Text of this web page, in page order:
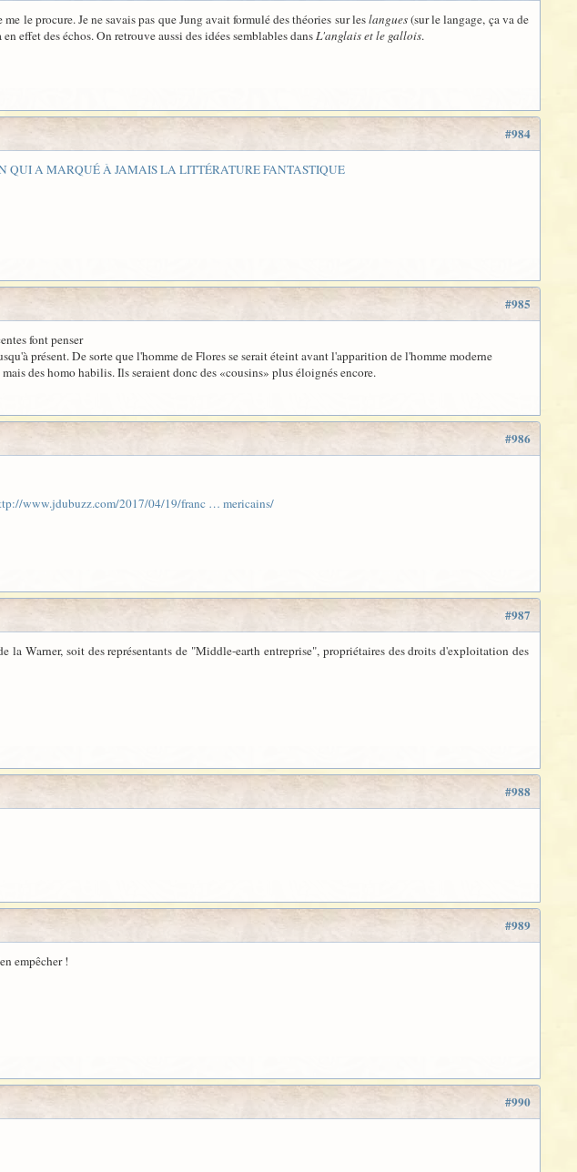
le procure. Je ne savais pas que Jung avait formulé des théories sur leslangues(sur le langage, ça va de
effet des échos. On retrouve aussi des idées semblables dansL'anglais et le gallois.
#984
QUI A MARQUÉ À JAMAIS LA LITTÉRATURE FANTASTIQUE
#985
font penser
présent. De sorte que l'homme de Flores se serait éteint avant l'apparition de l'homme moderne
des homo habilis. Ils seraient donc des «cousins» plus éloignés encore.
#986
www.jdubuzz.com/2017/04/19/franc … mericains/
#987
Warner, soit des représentants de "Middle-earth entreprise", propriétaires des droits d'exploitation des
#988
#989
empêcher !
#990